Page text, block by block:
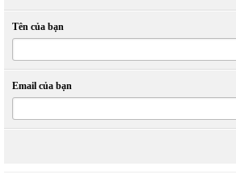
Tên của bạn
Email của bạn